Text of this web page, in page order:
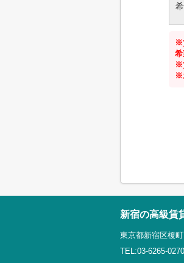
※
※
※
新宿の高級賃
東京都新宿区榎
TEL:03-6265-0270